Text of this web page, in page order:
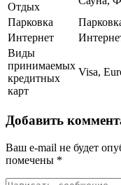
Отдых
Парковка
Интернет
Виды
принимаемых
кредитных
карт
Visa,
Добавить
Ваш e-mail не будет
помечены *